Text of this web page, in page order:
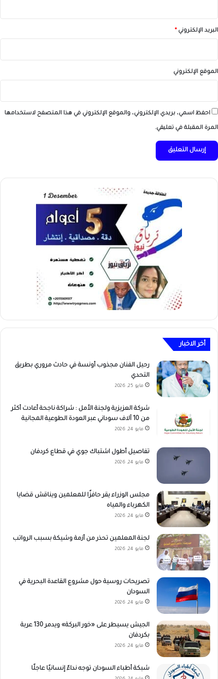
البريد الإلكتروني*
الموقع الإلكتروني
احفظ اسمي، بريدي الإلكتروني، والموقع الإلكتروني في هذا المتصفح لاستخدامها
المرة المقبلة في تعليقي.
أخر الاخبار
رحيل الفنان مجذوب أونسة في حادث مروري بطريق
التحدي
مايو 25, 2026
شركة العزيزية ولجنة الأمل : شراكة ناجحة أعادت أكثر
من 10 آلاف سوداني عبر العودة الطوعية المجانية
مايو 24, 2026
تفاصيل أطول اشتباك جوي في قطاع كردفان
مايو 24, 2026
مجلس الوزراء يقر حافزًا للمعلمين ويناقش قضايا
الكهرباء والمياه
مايو 24, 2026
لجنة المعلمين تحذر من أزمة وشيكة بسبب الرواتب
مايو 24, 2026
تصريحات روسية حول مشروع القاعدة البحرية في
السودان
مايو 24, 2026
الجيش يسيطر على «خور البركة» ويدمر 130 عربة
بكردفان
مايو 24, 2026
شبكة أطباء السودان توجه نداءً إنسانيًا عاجلًا